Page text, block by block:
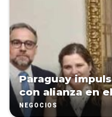
Paraguay
con alianza en
NEGOCIOS